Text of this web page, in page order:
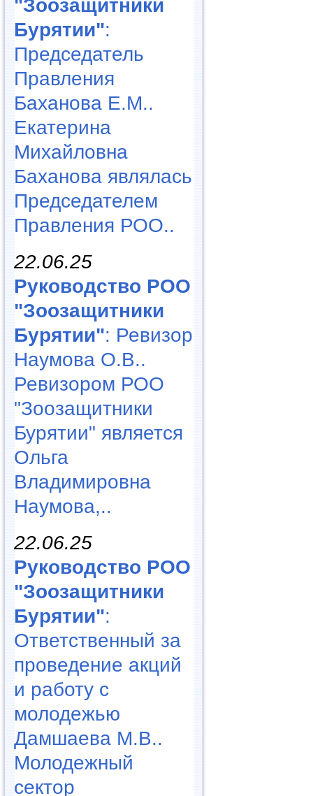
"Зоозащитники
Бурятии":
Председатель
Правления
Баханова Е.М..
Екатерина
Михайловна
Баханова являлась
Председателем
Правления РОО..
22.06.25
Руководство РОО
"Зоозащитники
Бурятии": Ревизор
Наумова О.В..
Ревизором РОО
"Зоозащитники
Бурятии" является
Ольга
Владимировна
Наумова,..
22.06.25
Руководство РОО
"Зоозащитники
Бурятии":
Ответственный за
проведение акций
и работу с
молодежью
Дамшаева М.В..
Молодежный
сектор